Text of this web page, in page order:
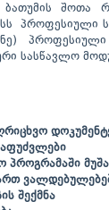
შოთა
პროფესიული
პროფესიული
სასწავლო
შექმნა